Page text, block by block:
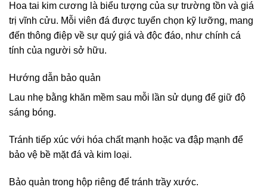
Hoa tai kim cương là biểu tượng của sự trường tồn và giá
trị vĩnh cửu. Mỗi viên đá được tuyển chọn kỹ lưỡng, mang
đến thông điệp về sự quý giá và độc đáo, như chính cá
tính của người sở hữu.
Hướng dẫn bảo quản
Lau nhẹ bằng khăn mềm sau mỗi lần sử dụng để giữ độ
sáng bóng.
Tránh tiếp xúc với hóa chất mạnh hoặc va đập mạnh để
bảo vệ bề mặt đá và kim loại.
Bảo quản trong hộp riêng để tránh trầy xước.